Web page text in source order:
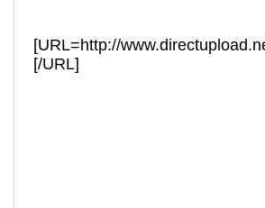
[URL=http://
[/URL]